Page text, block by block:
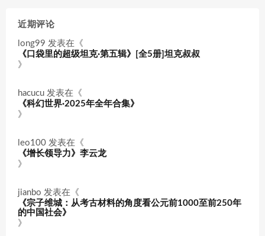
近期评论
long99 发表在《
《口袋里的超级坦克·第五辑》[全5册]坦克叔叔
》
hacucu 发表在《
《科幻世界·2025年全年合集》
》
leo100 发表在《
《增长领导力》李云龙
》
jianbo 发表在《
《宗子维城：从考古材料的角度看公元前1000至前250年
的中国社会》
》